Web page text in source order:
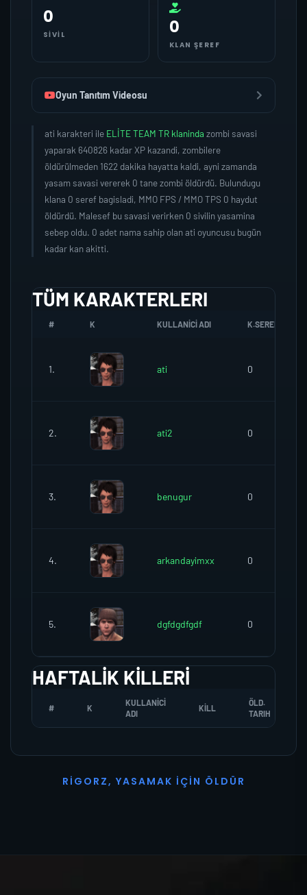
0
SIVIL 0
KLAN ŞEREF
Oyun Tanıtım Videosu
ati karakteri ile ELİTE TEAM TR klaninda zombi savasi
yaparak 640826 kadar XP kazandi, zombilere
öldürülmeden 1622 dakika hayatta kaldi, ayni zamanda
yasam savasi vererek 0 tane zombi öldürdü. Bulundugu
klana 0 seref bagisladi, MMO FPS / MMO TPS 0 haydut
öldürdü. Malesef bu savasi verirken 0 sivilin yasamina
sebep oldu. 0 adet nama sahip olan ati oyuncusu bugün
kadar kan akitti.
TÜM KARAKTERLERI
# K KULLANICI ADI K.SEREFI
1. ati 0
2. ati2 0
3. benugur 0
4. arkandayimxx 0
5. dgfdgdfgdf 0
HAFTALIK KILLERI
# K
KULLANICI
ADI
KILL
ÖLD.
TARIH
R I G O R Z, YASAMAK İ ÇI N Ö L D Ü R